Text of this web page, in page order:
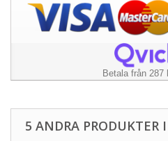
Betala från 287
5 ANDRA PRODUKTER